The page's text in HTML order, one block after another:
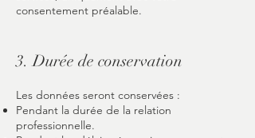
consentement préalable.
3. Durée de conservation
Les données seront conservées :
Pendant la durée de la relation
professionnelle.